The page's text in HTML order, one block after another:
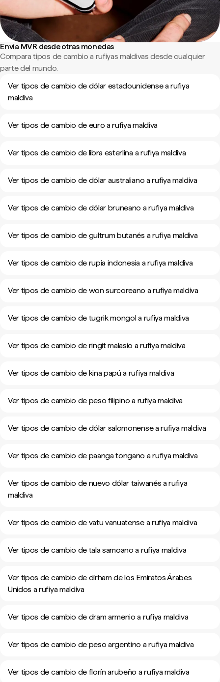
Envía MVR desde otras monedas
Compara tipos de cambio a rufiyas maldivas desde cualquier
parte del mundo.
Ver tipos de cambio de dólar estadounidense a rufiya
maldiva
Ver tipos de cambio de euro a rufiya maldiva
Ver tipos de cambio de libra esterlina a rufiya maldiva
Ver tipos de cambio de dólar australiano a rufiya maldiva
Ver tipos de cambio de dólar bruneano a rufiya maldiva
Ver tipos de cambio de gultrum butanés a rufiya maldiva
Ver tipos de cambio de rupia indonesia a rufiya maldiva
Ver tipos de cambio de won surcoreano a rufiya maldiva
Ver tipos de cambio de tugrik mongol a rufiya maldiva
Ver tipos de cambio de ringit malasio a rufiya maldiva
Ver tipos de cambio de kina papú a rufiya maldiva
Ver tipos de cambio de peso filipino a rufiya maldiva
Ver tipos de cambio de dólar salomonense a rufiya maldiva
Ver tipos de cambio de paanga tongano a rufiya maldiva
Ver tipos de cambio de nuevo dólar taiwanés a rufiya
maldiva
Ver tipos de cambio de vatu vanuatense a rufiya maldiva
Ver tipos de cambio de tala samoano a rufiya maldiva
Ver tipos de cambio de dírham de los Emiratos Árabes
Unidos a rufiya maldiva
Ver tipos de cambio de dram armenio a rufiya maldiva
Ver tipos de cambio de peso argentino a rufiya maldiva
Ver tipos de cambio de florín arubeño a rufiya maldiva